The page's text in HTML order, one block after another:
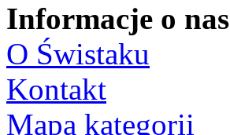
Informacje o nas
O Świstaku
Kontakt
Mapa kategorii